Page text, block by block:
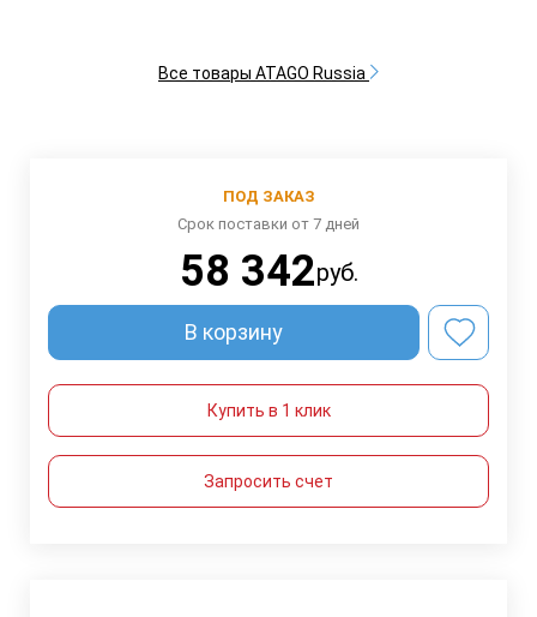
Все товары ATAGO Russia
ПОД ЗАКАЗ
Срок поставки от 7 дней
58 342руб.
В корзину
Купить в 1 клик
Запросить счет